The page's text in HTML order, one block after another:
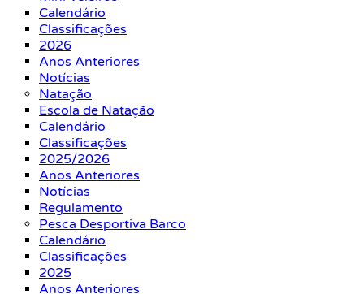
Calendário
Classificações
2026
Anos Anteriores
Notícias
Natação
Escola de Natação
Calendário
Classificações
2025/2026
Anos Anteriores
Notícias
Regulamento
Pesca Desportiva Barco
Calendário
Classificações
2025
Anos Anteriores